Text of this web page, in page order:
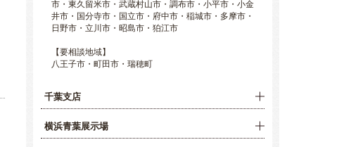
市・東久留米市・武蔵村山市・調布市・小平市・小金
井市・国分寺市・国立市・府中市・稲城市・多摩市・
日野市・立川市・昭島市・狛江市
【要相談地域】
八王子市・町田市・瑞穂町
千葉支店
横浜青葉展示場